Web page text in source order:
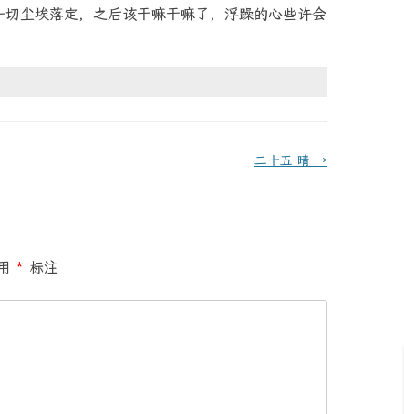
尘埃落定，之后该干嘛干嘛了，浮躁的心些许会
二十五 晴 →
* 标注